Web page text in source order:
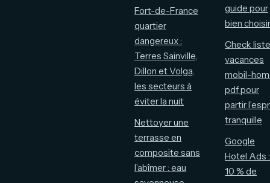
Fort-de-France
quartier
dangereux :
Terres Sainville,
Dillon et Volga,
les secteurs à
éviter la nuit
Nettoyer une
terrasse en
composite sans
l’abîmer : eau
guide pour
bien choisir
Check liste
vacances
mobil-
pdf pour
partir
tranquille
Google
Hotel Ads :
10 % de